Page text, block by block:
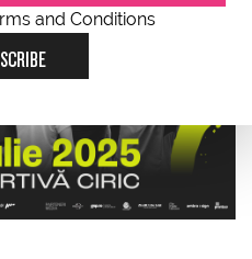
and Conditions